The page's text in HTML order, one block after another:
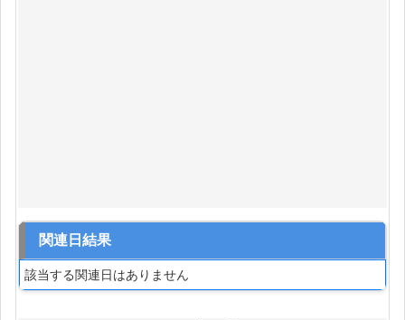
関連日結果
該当する関連日はありません